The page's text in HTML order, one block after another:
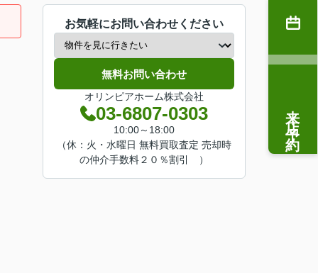
お気軽にお問い合わせください
無料お問い合わせ
オリンピアホーム株式会社
03-6807-0303
10:00～18:00
（休：火・水曜日 無料買取査定 売却時
の仲介手数料２０％割引 ）
来店予約